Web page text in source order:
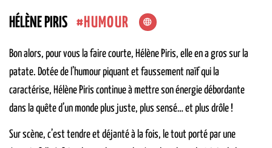
HÉLÈNE PIRIS HUMOUR
Bon alors, pour vous la faire courte, Hélène Piris, elle en a gros sur la
patate. Dotée de l’humour piquant et faussement naïf qui la
caractérise, Hélène Piris continue à mettre son énergie débordante
dans la quête d’un monde plus juste, plus sensé… et plus drôle !
Sur scène, c’est tendre et déjanté à la fois, le tout porté par une